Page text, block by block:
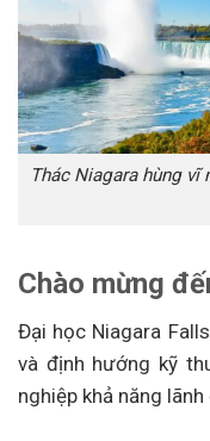
Thác Niagara hùng
Chào mừng
Đại học Niagara
và định hướng kỹ
nghiệp khả năng